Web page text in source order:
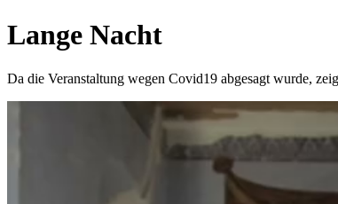
Lange Nacht
Da die Veranstaltung wegen Covid19 abgesagt wurde,